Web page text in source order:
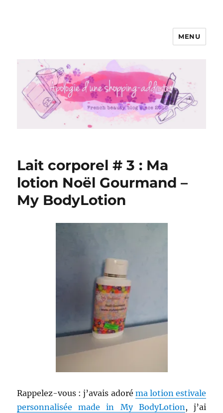
Apologie d'une Shopping-addicte
MENU
Lait corporel # 3 : Ma
lotion Noël Gourmand –
My BodyLotion
Rappelez-vous : j’avais adoré ma lotion estivale
personnalisée made in My BodyLotion, j’ai